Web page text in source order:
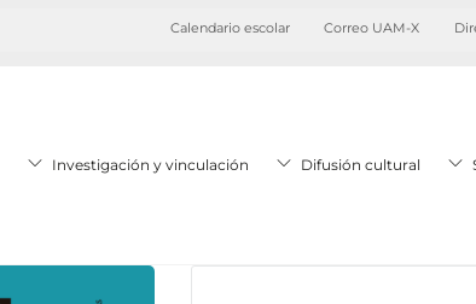
Calendario escolar Correo UAM-X
Investigación y vinculación Difusión cultural